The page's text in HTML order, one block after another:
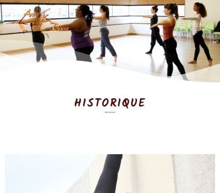
MENU
HISTORIQUE